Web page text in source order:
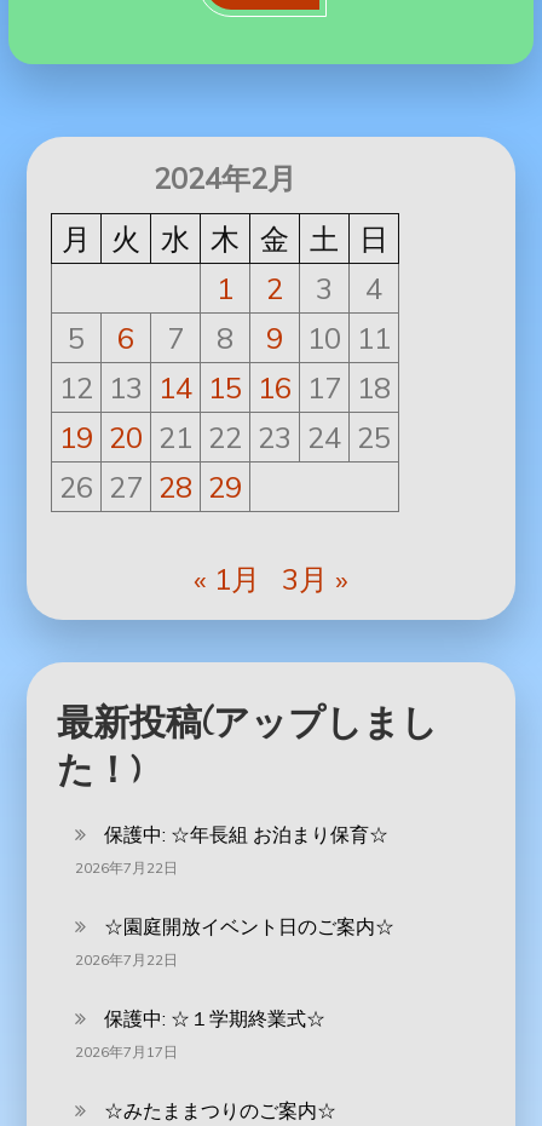
2024年2月
月
火 水 木 金 土
日
1
2 3
4
5
6 7 8 9 10 11
12 13 14 15 16 17 18
19 20 21 22 23 24 25
26 27 28 29
« 1月 3月 »
最新投稿(アップしまし
た！)
保護中: ‪☆年長組 お泊まり保育☆
2026年7月22日
☆園庭開放イベント日のご案内☆
2026年7月22日
保護中: ☆１学期終業式☆
2026年7月17日
☆みたままつりのご案内☆